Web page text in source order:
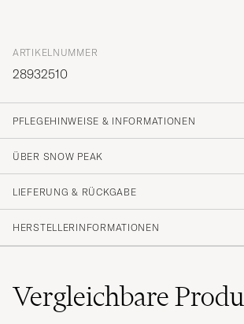
ARTIKELNUMMER
28932510
PFLEGEHINWEISE & INFORMATIONEN
ÜBER SNOW PEAK
LIEFERUNG & RÜCKGABE
HERSTELLERINFORMATIONEN
Vergleichbare